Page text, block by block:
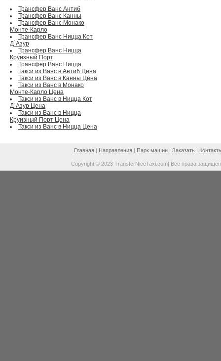
Трансфер Ванс Антиб
Трансфер Ванс Канны
Трансфер Ванс Монако
Монте-Карло
Трансфер Ванс Ницца Кот
Д`Азур
Трансфер Ванс Ницца
Круизный Порт
Трансфер Ванс Ницца
Такси из Ванс в Антиб Цена
Такси из Ванс в Канны Цена
Такси из Ванс в Монако
Монте-Карло Цена
Такси из Ванс в Ницца Кот
Д`Азур Цена
Такси из Ванс в Ницца
Круизный Порт Цена
Такси из Ванс в Ницца Цена
Главная| Направления| Парк машин| Заказать|
Copyright © 2023 TransferNiceTaxi.com| Все права